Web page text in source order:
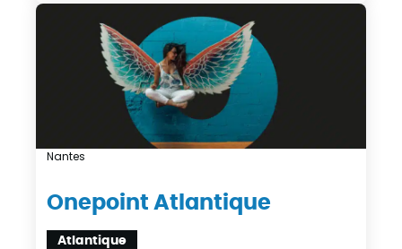
Onepoint Atlantique
Atlantique
Nantes